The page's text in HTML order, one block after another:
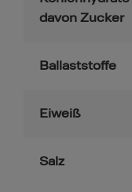
davon Zucker
Ballaststoffe
Eiweiß
Salz